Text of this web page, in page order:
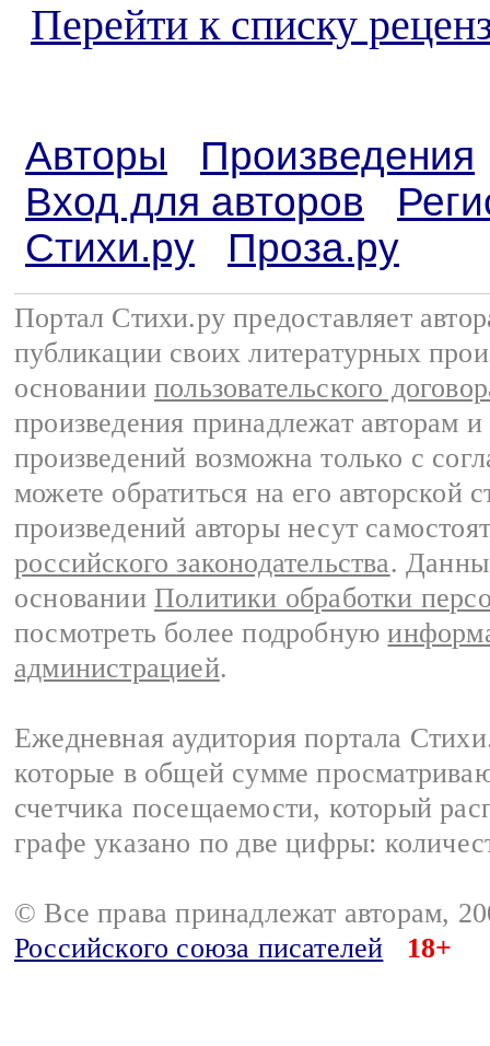
Перейти к списку
Авторы
Произведения
Вход для авторов
Стихи.ру
Проза.ру
Портал Стихи.ру предоставляет
публикации своих литературных
основании пользовательского
произведения принадлежат авторам
произведений возможна только с
можете обратиться на его авторской
произведений авторы несут
российского законодательства.
основании Политики обработки
посмотреть более подробную
администрацией.
Ежедневная аудитория портала
которые в общей сумме
счетчика посещаемости, который
графе указано по две цифры:
© Все права принадлежат авторам,
Российского союза писателей
18+